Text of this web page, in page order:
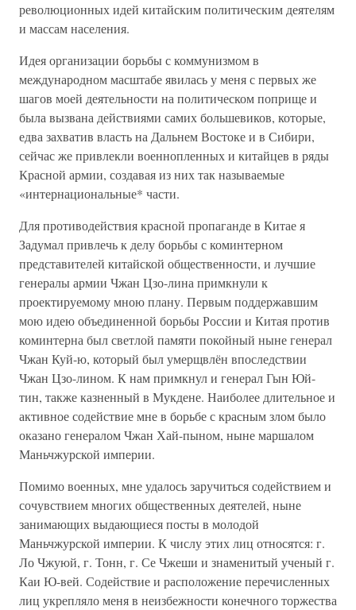
революционных идей китайским политическим деятелям
и массам населения.
Идея организации борьбы с коммунизмом в
международном масштабе явилась у меня с первых же
шагов моей деятельности на политическом поприще и
была вызвана действиями самих большевиков, которые,
едва захватив власть на Дальнем Востоке и в Сибири,
сейчас же привлекли военнопленных и китайцев в ряды
Красной армии, создавая из них так называемые
«интернациональные* части.
Для противодействия красной пропаганде в Китае я
Задумал привлечь к делу борьбы с коминтерном
представителей китайской общественности, и лучшие
генералы армии Чжан Цзо-лина примкнули к
проектируемому мною плану. Первым поддержавшим
мою идею объединенной борьбы России и Китая против
коминтерна был светлой памяти покойный ныне генерал
Чжан Куй-ю, который был умерщвлён впоследствии
Чжан Цзо-лином. К нам примкнул и генерал Гын Юй-
тин, также казненный в Мукдене. Наиболее длительное и
активное содействие мне в борьбе с красным злом было
оказано генералом Чжан Хай-пыном, ныне маршалом
Маньчжурской империи.
Помимо военных, мне удалось заручиться содействием и
сочувствием многих общественных деятелей, ныне
занимающих выдающиеся посты в молодой
Маньчжурской империи. К числу этих лиц относятся: г.
Ло Чжуюй, г. Тонн, г. Се Чжеши и знаменитый ученый г.
Каи Ю-вей. Содействие и расположение перечисленных
лиц укрепляло меня в неизбежности конечного торжества